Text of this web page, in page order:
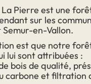
Pierre est une
sur les
en-Vallon.
est que notre
lui sont attribuées :
bois de qualité,
carbone et filtration